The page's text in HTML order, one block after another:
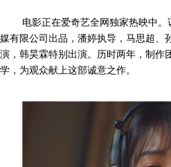
电影正在爱奇艺全网独家热映中
媒有限公司出品，潘婷执导，马思超、
演，韩昊霖特别出演。历时两年，制作
学，为观众献上这部诚意之作。